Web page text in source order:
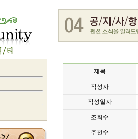
제목
작성자
작성일자
조회수
추천수